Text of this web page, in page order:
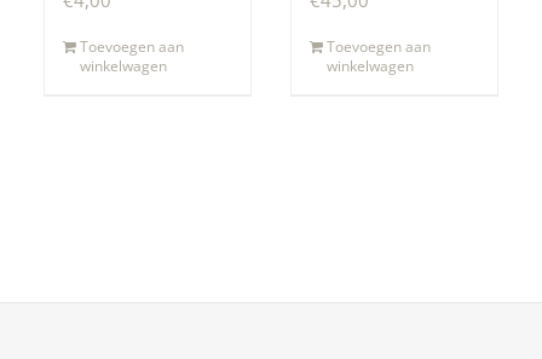
Toevoegen aan
winkelwagen
Toevoegen aan
winkelwagen